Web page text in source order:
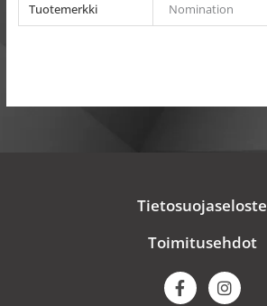
Tuotemerkki
Nomination
Tietosuojaseloste
Toimitusehdot
F
a
I
n